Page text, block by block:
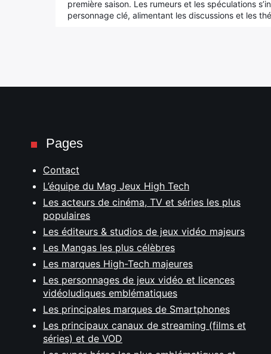
première saison. Les rumeurs et les spéculations
personnage clé, alimentant les discussions et les
Pages
Contact
L’équipe du Mag Jeux High Tech
Les acteurs de cinéma, TV et séries les plus
populaires
Les éditeurs & studios de jeux vidéo majeurs
Les Mangas les plus célèbres
Les marques High-Tech majeures
Les personnages de jeux vidéo et licences
vidéoludiques emblématiques
Les principales marques de Smartphones
Les principaux canaux de streaming (films et
séries) et de VOD